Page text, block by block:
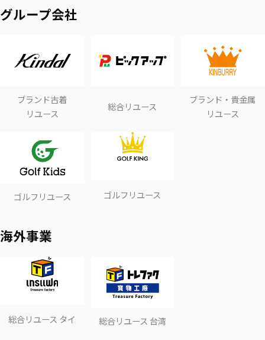
グループ会社
ブランド古着
リユース
総合リユース
ブランド・貴金属
リユース
ゴルフリユース ゴルフリユース
海外事業
総合リユース タイ 総合リユース 台湾